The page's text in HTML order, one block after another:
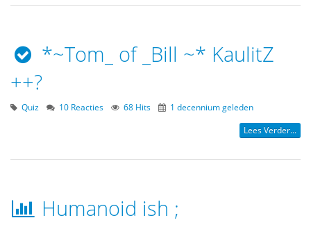
*~Tom_ of _Bill ~* KaulitZ
++?
Quiz 10 Reacties 68 Hits 1 decennium geleden
Lees Verder...
Humanoid ish ;